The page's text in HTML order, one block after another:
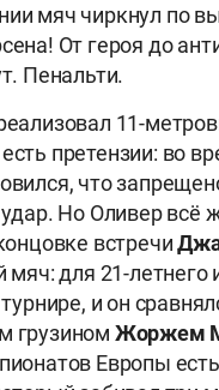
мяч чиркнул по
От героя до
Пенальти.
11-
претензии: во
что
Но Оливер всё
встречи
мяч: для 21-летнего
и он
грузином Жоржем
Европы